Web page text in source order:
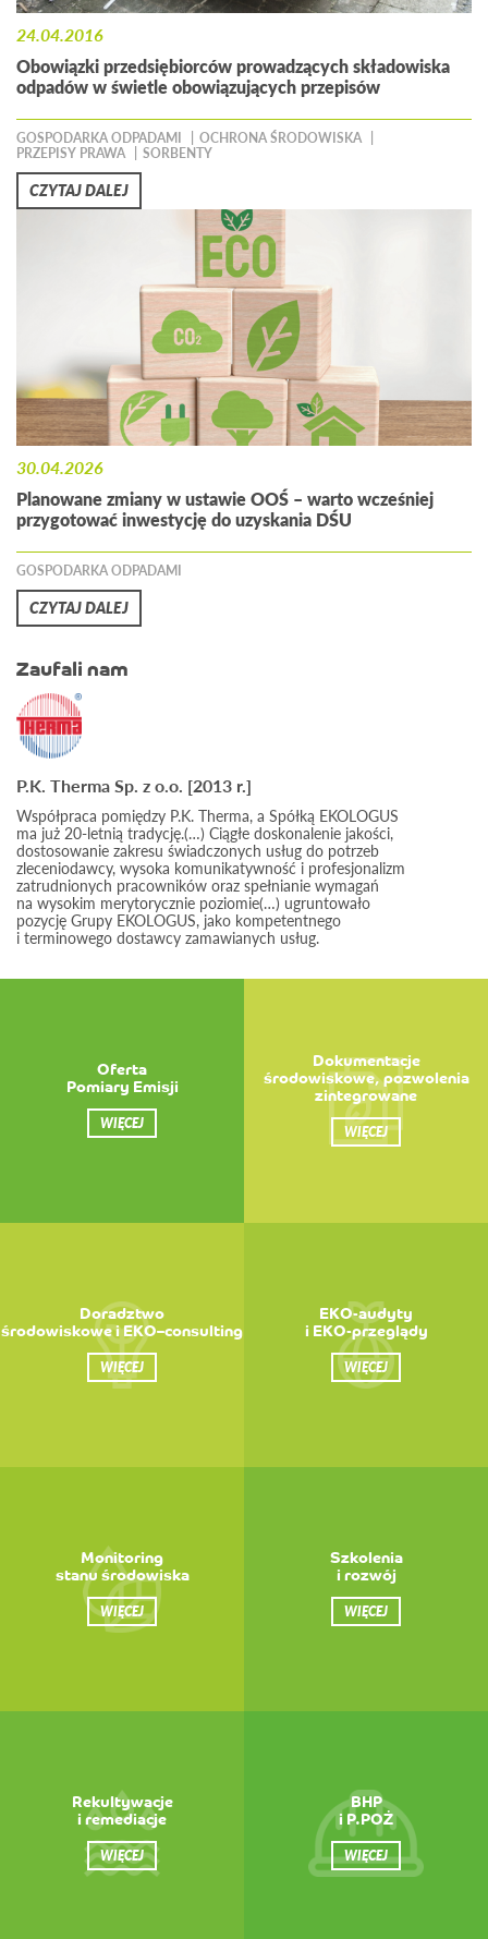
Obowiązki przedsiębiorców prowadzących składowiska
odpadów w świetle obowiązujących przepisów
24.04.2016
GOSPODARKA ODPADAMI
OCHRONA ŚRODOWISKA
PRZEPISY PRAWA
SORBENTY
CZYTAJ DALEJ
Planowane zmiany w ustawie OOŚ – warto wcześniej
przygotować inwestycję do uzyskania DŚU
30.04.2026
GOSPODARKA ODPADAMI
CZYTAJ DALEJ
Zaufali nam
P.K. Therma Sp. z o.o. [2013 r.]
Współpraca pomiędzy P.K. Therma, a Spółką EKOLOGUS
ma już 20-letnią tradycję.(…) Ciągłe doskonalenie jakości,
dostosowanie zakresu świadczonych usług do potrzeb
zleceniodawcy, wysoka komunikatywność i profesjonalizm
zatrudnionych pracowników oraz spełnianie wymagań
na wysokim merytorycznie poziomie(…) ugruntowało
pozycję Grupy EKOLOGUS, jako kompetentnego
i terminowego dostawcy zamawianych usług.
Oferta
Pomiary Emisji
WIĘCEJ
Dokumentacje
środowiskowe, pozwolenia
zintegrowane
WIĘCEJ
Doradztwo
środowiskowe i EKO–consulting
WIĘCEJ
EKO-audyty
i EKO-przeglądy
WIĘCEJ
Monitoring
stanu środowiska
WIĘCEJ
Szkolenia
i rozwój
WIĘCEJ
Rekultywacje
i remediacje
WIĘCEJ
BHP
i P.POŻ
WIĘCEJ